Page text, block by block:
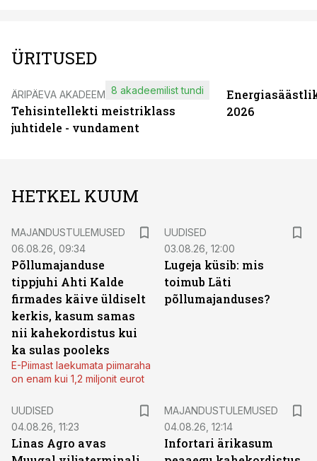
ÜRITUSED
ÄRIPÄEVA AKADEEMIA
Tehisintellekti meistriklass
juhtidele - vundament
8 akadeemilist tundi
2026
HETKEL KUUM
MAJANDUSTULEMUSED
06.08.26, 09:34
Põllumajanduse
tippjuhi Ahti Kalde
firmades käive üldiselt
kerkis, kasum samas
nii kahekordistus kui
ka sulas pooleks
E-Piimast laekumata piimaraha
on enam kui 1,2 miljonit eurot
UUDISED
03.08.26, 12:00
Lugeja küsib: mis
toimub Läti
põllumajanduses?
UUDISED
04.08.26, 11:23
Linas Agro avas
MAJANDUSTULEMUSED
04.08.26, 12:14
Infortari ärikasum